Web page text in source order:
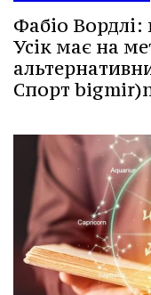
Фабіо Вордлі:
Усік має на
Спорт